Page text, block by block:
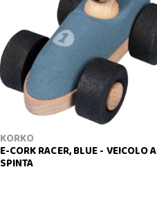
KORKO
E-CORK RACER, BLUE - VEICOLO A
SPINTA